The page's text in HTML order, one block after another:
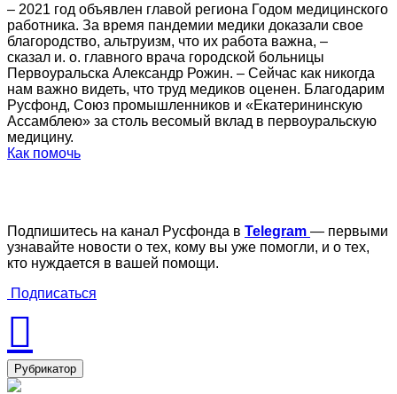
– 2021 год объявлен главой региона Годом медицинского
работника. За время пандемии медики доказали свое
благородство, альтруизм, что их работа важна, –
сказал и. о. главного врача городской больницы
Первоуральска Александр Рожин. – Сейчас как никогда
нам важно видеть, что труд медиков оценен. Благодарим
Русфонд, Союз промышленников и «Екатерининскую
Ассамблею» за столь весомый вклад в первоуральскую
медицину.
Как помочь
Подпишитесь на канал Русфонда в Telegram — первыми
узнавайте новости о тех, кому вы уже помогли, и о тех,
кто нуждается в вашей помощи.
Подписаться
Рубрикатор